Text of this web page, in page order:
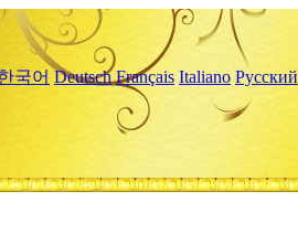
국어 Deutsch Français Italiano Русский